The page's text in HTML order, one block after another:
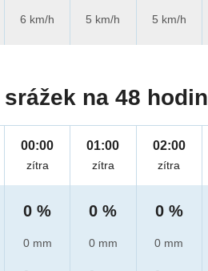
6 km/h
5 km/h
5 km/h
na 48 hodin
00:00
zítra
0 %
0 mm
01:00
zítra
0 %
0 mm
02:00
zítra
0 %
0 mm